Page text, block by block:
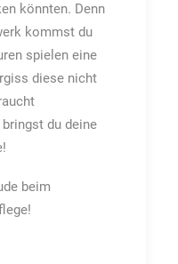
könnten. Denn
kommst du
spielen eine
diese nicht
du deine
beim